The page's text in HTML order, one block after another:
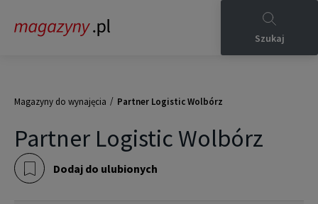
Szukaj
Magazyny do wynajęcia / Partner Logistic Wolbórz
Partner Logistic Wolbórz
Dodaj do ulubionych